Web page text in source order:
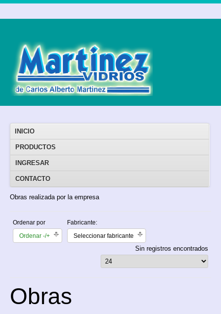
INICIO
PRODUCTOS
INGRESAR
CONTACTO
Obras realizada por la empresa
Ordenar por
Ordenar -/+
Fabricante:
Seleccionar fabricante
Sin registros encontrados
Obras